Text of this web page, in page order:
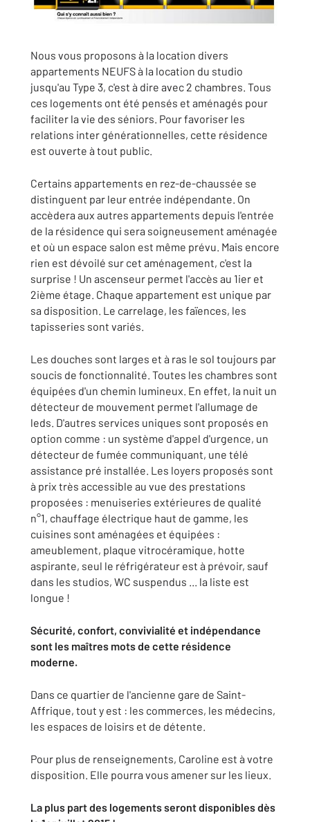
Nous vous proposons à la location divers
appartements NEUFS à la location du studio
jusqu'au Type 3, c'est à dire avec 2 chambres. Tous
ces logements ont été pensés et aménagés pour
faciliter la vie des séniors. Pour favoriser les
relations inter générationnelles, cette résidence
est ouverte à tout public.
Certains appartements en rez-­de­-chaussée se
distinguent par leur entrée indépendante. On
accèdera aux autres appartements depuis l'entrée
de la résidence qui sera soigneusement aménagée
et où un espace salon est même prévu. Mais encore
rien est dévoilé sur cet aménagement, c'est la
surprise ! Un ascenseur permet l'accès au 1ier et
2ième étage. Chaque appartement est unique par
sa disposition. Le carrelage, les faïences, les
tapisseries sont variés.
Les douches sont larges et à ras le sol toujours par
soucis de fonctionnalité. Toutes les chambres sont
équipées d'un chemin lumineux. En effet, la nuit un
détecteur de mouvement permet l'allumage de
leds. D'autres services uniques sont proposés en
option comme : un système d'appel d'urgence, un
détecteur de fumée communiquant, une télé
assistance pré installée. Les loyers proposés sont
à prix très accessible au vue des prestations
proposées : menuiseries extérieures de qualité
n°1, chauffage électrique haut de gamme, les
cuisines sont aménagées et équipées :
ameublement, plaque vitro­céramique, hotte
aspirante, seul le réfrigérateur est à prévoir, sauf
dans les studios, W­C suspendus ... la liste est
longue !
Sécurité, confort, convivialité et indépendance
sont les maîtres mots de cette résidence
moderne.
Dans ce quartier de l'ancienne gare de Saint­
Affrique, tout y est : les commerces, les médecins,
les espaces de loisirs et de détente.
Pour plus de renseignements, Caroline est à votre
disposition. Elle pourra vous amener sur les lieux.
La plus part des logements seront disponibles dès